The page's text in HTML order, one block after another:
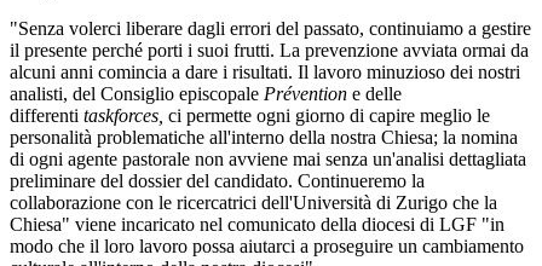
"Senza volerci liberare dagli errori del passato, continuiamo a gestire
il presente perché porti i suoi frutti. La prevenzione avviata ormai da
alcuni anni comincia a dare i risultati. Il lavoro minuzioso dei nostri
analisti, del Consiglio episcopale Prévention e delle
differenti taskforces, ci permette ogni giorno di capire meglio le
personalità problematiche all'interno della nostra Chiesa; la nomina
di ogni agente pastorale non avviene mai senza un'analisi dettagliata
preliminare del dossier del candidato. Continueremo la
collaborazione con le ricercatrici dell'Università di Zurigo che la
Chiesa" viene incaricato nel comunicato della diocesi di LGF "in
modo che il loro lavoro possa aiutarci a proseguire un cambiamento